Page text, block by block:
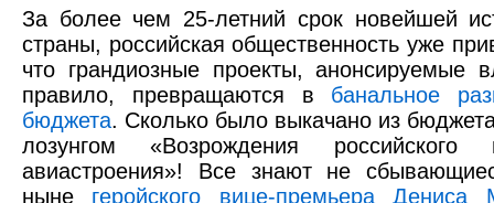
За более чем 25-летний срок новейшей
страны, российская общественность уже
что грандиозные проекты, анонсируемые
правило, превращаются в банальное
бюджета. Сколько было выкачано из
лозунгом «Возрождения российского
авиастроения»! Все знают не
ныне геройского вице-премьера Дениса